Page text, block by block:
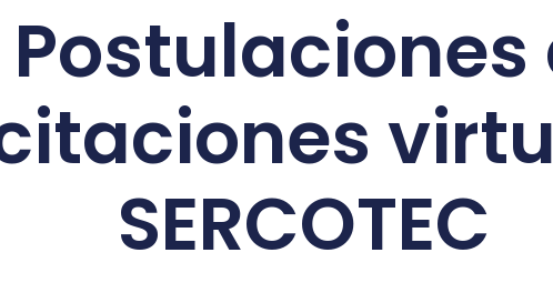
Postulaciones
SERCOTEC